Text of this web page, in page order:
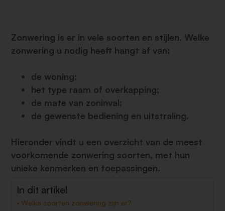
Zonwering is er in vele soorten en stijlen. Welke
zonwering u nodig heeft hangt af van:
de woning;
het type raam of overkapping;
de mate van zoninval;
de gewenste bediening en uitstraling.
Hieronder vindt u een overzicht van de meest
voorkomende zonwering soorten, met hun
unieke kenmerken en toepassingen.
In dit artikel
Welke soorten zonwering zijn er?